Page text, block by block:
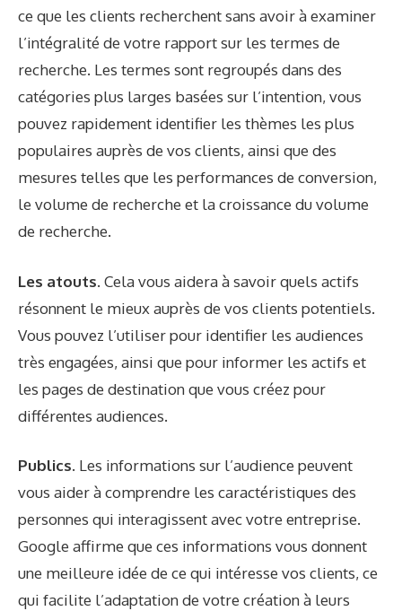
ce que les clients recherchent sans avoir à examiner
l’intégralité de votre rapport sur les termes de
recherche. Les termes sont regroupés dans des
catégories plus larges basées sur l’intention, vous
pouvez rapidement identifier les thèmes les plus
populaires auprès de vos clients, ainsi que des
mesures telles que les performances de conversion,
le volume de recherche et la croissance du volume
de recherche.
Les atouts. Cela vous aidera à savoir quels actifs
résonnent le mieux auprès de vos clients potentiels.
Vous pouvez l’utiliser pour identifier les audiences
très engagées, ainsi que pour informer les actifs et
les pages de destination que vous créez pour
différentes audiences.
Publics. Les informations sur l’audience peuvent
vous aider à comprendre les caractéristiques des
personnes qui interagissent avec votre entreprise.
Google affirme que ces informations vous donnent
une meilleure idée de ce qui intéresse vos clients, ce
qui facilite l’adaptation de votre création à leurs